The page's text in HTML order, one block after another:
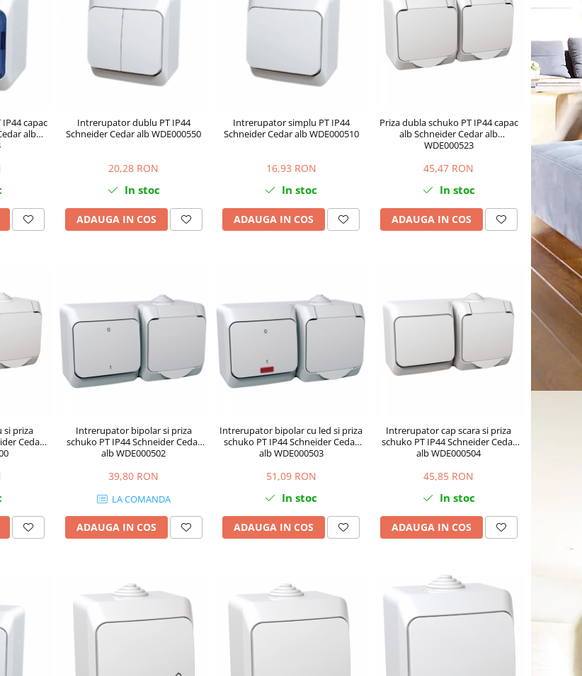
capac
alb
Intrerupator dublu PT IP44
Schneider Cedar alb WDE000550
20,28 RON
In stoc
ADAUGA IN COS
Intrerupator simplu PT IP44
Schneider Cedar alb WDE000510
16,93 RON
In stoc
ADAUGA IN COS
Priza dubla schuko PT IP44 capac
alb Schneider Cedar alb
WDE000523
45,47 RON
In stoc
ADAUGA IN COS
si priza
Cedar
Intrerupator bipolar si priza
schuko PT IP44 Schneider Cedar
alb WDE000502
39,80 RON
LA COMANDA
ADAUGA IN COS
Intrerupator bipolar cu led si priza
schuko PT IP44 Schneider Cedar
alb WDE000503
51,09 RON
In stoc
ADAUGA IN COS
Intrerupator cap scara si priza
schuko PT IP44 Schneider Cedar
alb WDE000504
45,85 RON
In stoc
ADAUGA IN COS